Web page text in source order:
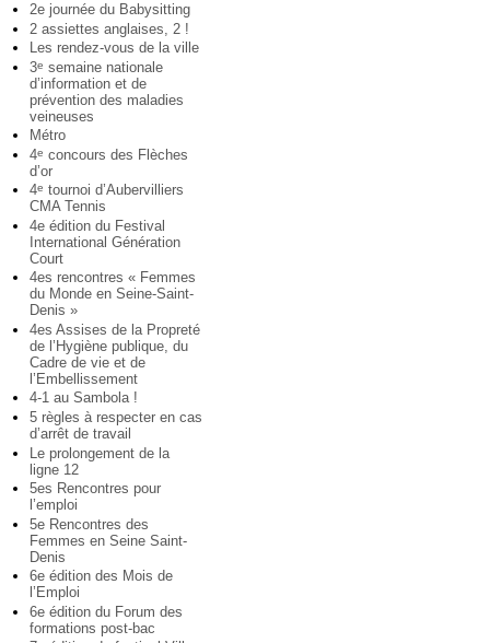
2e journée du Babysitting
2 assiettes anglaises, 2 !
Les rendez-vous de la ville
3e semaine nationale
d’information et de
prévention des maladies
veineuses
Métro
4e concours des Flèches
d’or
4e tournoi d’Aubervilliers
CMA Tennis
4e édition du Festival
International Génération
Court
4es rencontres « Femmes
du Monde en Seine-Saint-
Denis »
4es Assises de la Propreté
de l’Hygiène publique, du
Cadre de vie et de
l’Embellissement
4-1 au Sambola !
5 règles à respecter en cas
d’arrêt de travail
Le prolongement de la
ligne 12
5es Rencontres pour
l’emploi
5e Rencontres des
Femmes en Seine Saint-
Denis
6e édition des Mois de
l’Emploi
6e édition du Forum des
formations post-bac